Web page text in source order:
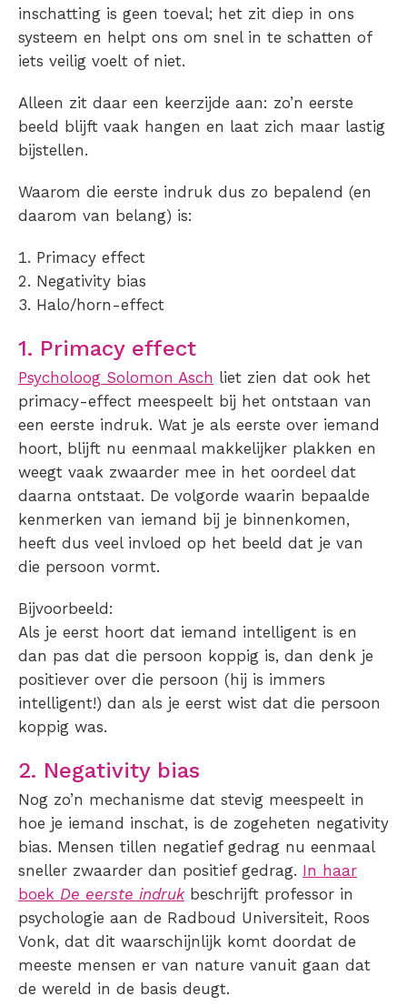
inschatting is geen toeval; het zit diep in ons
systeem en helpt ons om snel in te schatten of
iets veilig voelt of niet.
Alleen zit daar een keerzijde aan: zo’n eerste
beeld blijft vaak hangen en laat zich maar lastig
bijstellen.
Waarom die eerste indruk dus zo bepalend (en
daarom van belang) is:
Primacy effect
Negativity bias
Halo/horn-effect
1. Primacy effect
Psycholoog Solomon Asch liet zien dat ook het
primacy-effect meespeelt bij het ontstaan van
een eerste indruk. Wat je als eerste over iemand
hoort, blijft nu eenmaal makkelijker plakken en
weegt vaak zwaarder mee in het oordeel dat
daarna ontstaat. De volgorde waarin bepaalde
kenmerken van iemand bij je binnenkomen,
heeft dus veel invloed op het beeld dat je van
die persoon vormt.
Bijvoorbeeld:
Als je eerst hoort dat iemand intelligent is en
dan pas dat die persoon koppig is, dan denk je
positiever over die persoon (hij is immers
intelligent!) dan als je eerst wist dat die persoon
koppig was.
2. Negativity bias
Nog zo’n mechanisme dat stevig meespeelt in
hoe je iemand inschat, is de zogeheten negativity
bias. Mensen tillen negatief gedrag nu eenmaal
sneller zwaarder dan positief gedrag. In haar
boek De eerste indrukbeschrijft professor in
psychologie aan de Radboud Universiteit, Roos
Vonk, dat dit waarschijnlijk komt doordat de
meeste mensen er van nature vanuit gaan dat
de wereld in de basis deugt.